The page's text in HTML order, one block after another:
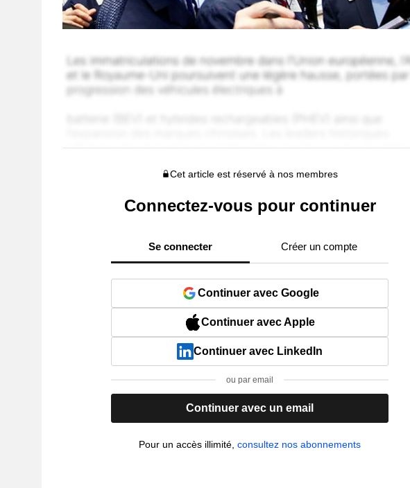
Cet article est réservé à nos membres
Connectez-vous pour continuer
Se connecter Créer un compte
Continuer avec Google
Continuer avec Apple
Continuer avec LinkedIn
ou par email
Continuer avec un email
Pour un accès illimité,consultez nos abonnements